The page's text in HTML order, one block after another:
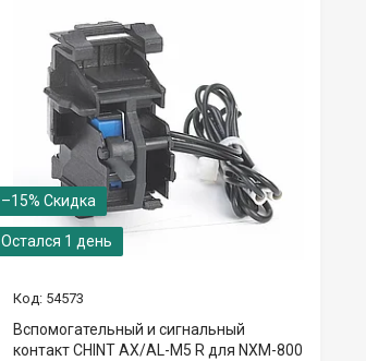
–15%
Остался 1 день
54573
Вспомогательный и сигнальный
контакт CHINT AX/AL-M5 R для NXM-800